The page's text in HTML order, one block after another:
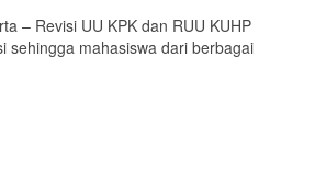
– Revisi UU KPK dan RUU KUHP
sehingga mahasiswa dari berbagai